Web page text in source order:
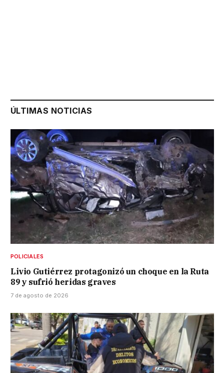
ÚLTIMAS NOTICIAS
POLICIALES
Livio Gutiérrez protagonizó un choque en la Ruta
89 y sufrió heridas graves
7 de agosto de 2026